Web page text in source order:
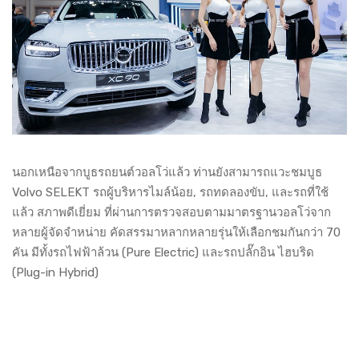
นอกเหนือจากบูธรถยนต์วอลโว่แล้ว ท่านยังสามารถแวะชมบูธ
Volvo SELEKT รถผู้บริหารไมล์น้อย, รถทดลองขับ, และรถที่ใช้
แล้ว สภาพดีเยี่ยม ที่ผ่านการตรวจสอบตามมาตรฐานวอลโว่จาก
หลายผู้จัดจำหน่าย คัดสรรมาหลากหลายรุ่นให้เลือกชมกันกว่า 70
คัน มีทั้งรถไฟฟ้าล้วน (Pure Electric) และรถปลั๊กอิน ไฮบริด
(Plug-in Hybrid)